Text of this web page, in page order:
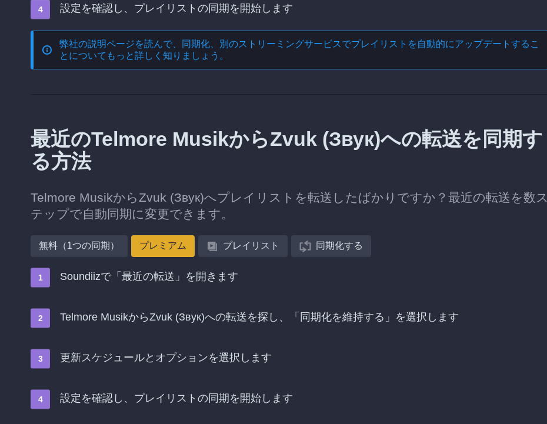
設定を確認し、プレイリストの同期を開始します
弊社の説明ページを読んで、 同期化、別のストリーミングサービスでプレイリストを自動的にアップデートする こ
とについてもっと詳しく知りましょう。
最近のTelmore MusikからZvuk (Звук)への転送を同期す
る方法
Telmore MusikからZvuk (Звук)へプレイリストを転送したばかりですか？最近の転送を数ス
テップで自動同期に変更できます。
無料（1つの同期） プレミアム プレイリスト 同期化する
Soundiizで「最近の転送」を開きます
Telmore MusikからZvuk (Звук)への転送を探し、「同期化を維持する」を選択します
更新スケジュールとオプションを選択します
設定を確認し、プレイリストの同期を開始します